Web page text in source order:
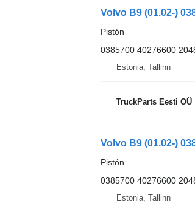
Pistón
0385700 40276600
Estonia, Tallinn
TruckParts Eesti OÜ
Pistón
0385700 40276600
Estonia, Tallinn